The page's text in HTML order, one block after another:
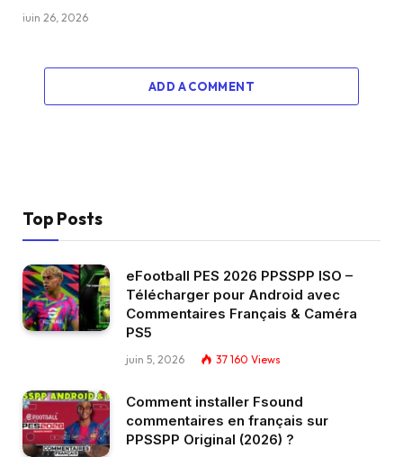
juin 26, 2026
ADD A COMMENT
Top Posts
eFootball PES 2026 PPSSPP ISO –
Télécharger pour Android avec
Commentaires Français & Caméra
PS5
juin 5, 2026 37 160 Views
Comment installer Fsound
commentaires en français sur
PPSSPP Original (2026) ?